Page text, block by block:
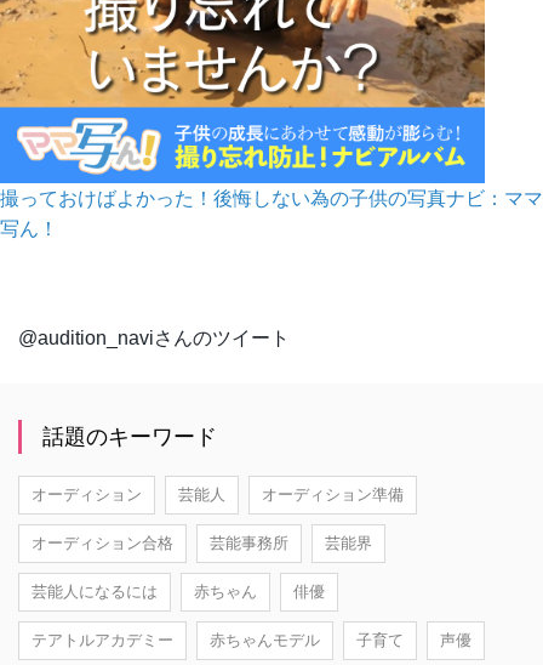
撮っておけばよかった！後悔しない為の子供の写真ナビ：ママ
写ん！
@audition_naviさんのツイート
話題のキーワード
オーディション 芸能人 オーディション準備
オーディション合格 芸能事務所 芸能界
芸能人になるには 赤ちゃん 俳優
テアトルアカデミー 赤ちゃんモデル 子育て 声優